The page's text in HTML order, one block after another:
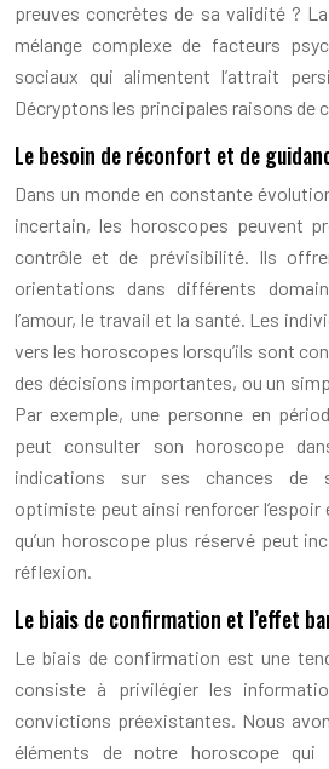
preuves concrètes de sa validité ?
mélange complexe de facteurs
sociaux qui alimentent l’attrait
Décryptons les principales raisons de
Le besoin de réconfort et de
Dans un monde en constante
incertain, les horoscopes peuvent
contrôle et de prévisibilité. Ils
orientations dans différents
l’amour, le travail et la santé. Les
vers les horoscopes lorsqu’ils sont
des décisions importantes, ou un
Par exemple, une personne en
peut consulter son horoscope
indications sur ses chances de
optimiste peut ainsi renforcer l’espoir
qu’un horoscope plus réservé peut
réflexion.
Le biais de confirmation et l’effet
Le biais de confirmation est une
consiste à privilégier les
convictions préexistantes. Nous
éléments de notre horoscope qui